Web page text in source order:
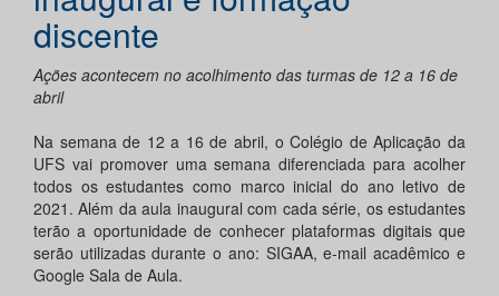
discente
Ações acontecem no acolhimento das turmas de 12 a 16 de
abril
Na semana de 12 a 16 de abril, o Colégio de Aplicação da
UFS vai promover uma semana diferenciada para acolher
todos os estudantes como marco inicial do ano letivo de
2021. Além da aula inaugural com cada série, os estudantes
terão a oportunidade de conhecer plataformas digitais que
serão utilizadas durante o ano: SIGAA, e-mail acadêmico e
Google Sala de Aula.